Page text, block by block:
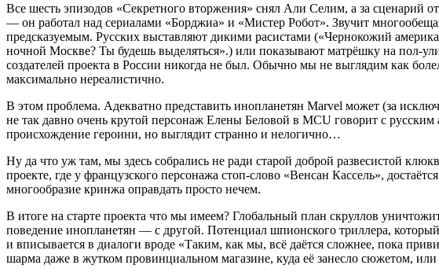
Все шесть эпизодов «Секретного вторжения» снял Али Селим, а за сценарий
— он работал над сериалами «Борджиа» и «Мистер Робот». Звучит
предсказуемым. Русских выставляют дикими расистами («Чернокожий
ночной Москве? Ты будешь выделяться».) или показывают матрёшку на пол-
создателей проекта в России никогда не был. Обычно мы не выглядим как
максимально нереалистично.
В этом проблема. Адекватно представить инопланетян Marvel может (за
не так давно очень крутой персонаж Елены Беловой в MCU говорит с
происхождение героини, но выглядит странно и нелогично…
Ну да что уж там, мы здесь собрались не ради старой доброй развесистой
проекте, где у французского персонажа стоп-слово «Венсан Кассель»,
многообразие кринжа оправдать просто нечем.
В итоге на старте проекта что мы имеем? Глобальный план скруллов
поведение инопланетян — с другой. Потенциал шпионского триллера,
и вписывается в диалоги вроде «Таким, как мы, всё даётся сложнее, пока
шарма даже в жутком провинциальном магазине, куда её занесло сюжетом,